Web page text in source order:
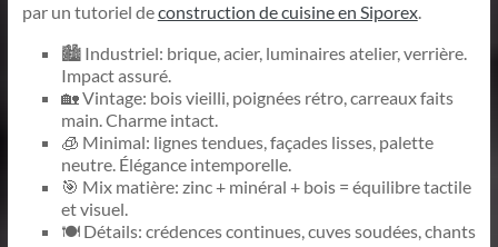
par un tutoriel deconstruction de cuisine en Siporex.
🏙️ Industriel: brique, acier, luminaires atelier, verrière.
Impact assuré.
🏡 Vintage: bois vieilli, poignées rétro, carreaux faits
main. Charme intact.
🧊 Minimal: lignes tendues, façades lisses, palette
neutre. Élégance intemporelle.
🎯 Mix matière: zinc + minéral + bois = équilibre tactile
et visuel.
🍽️ Détails: crédences continues, cuves soudées, chants